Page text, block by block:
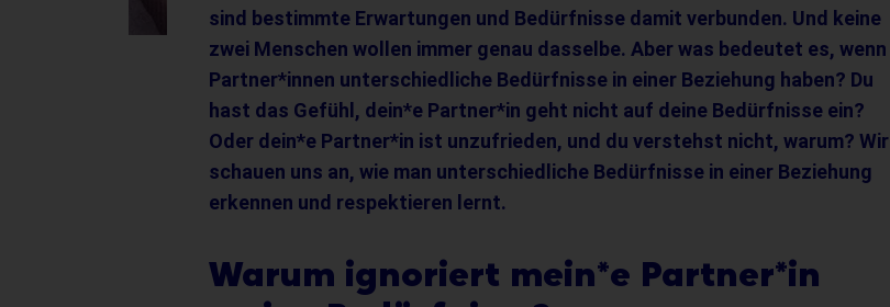
sind bestimmte Erwartungen und Bedürfnisse damit verbunden. Und keine
zwei Menschen wollen immer genau dasselbe. Aber was bedeutet es, wenn
Partner*innen unterschiedliche Bedürfnisse in einer Beziehung haben? Du
hast das Gefühl, dein*e Partner*in geht nicht auf deine Bedürfnisse ein?
Oder dein*e Partner*in ist unzufrieden, und du verstehst nicht, warum? Wir
schauen uns an, wie man unterschiedliche Bedürfnisse in einer Beziehung
erkennen und respektieren lernt.
Warum ignoriert mein*e Partner*in